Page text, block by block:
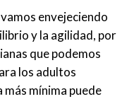
envejeciendo
y la agilidad, por
que podemos
los adultos
más mínima puede